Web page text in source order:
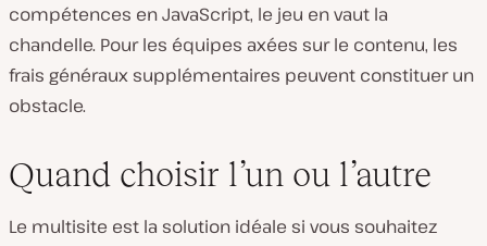
compétences en JavaScript, le jeu en vaut la
chandelle. Pour les équipes axées sur le contenu, les
frais généraux supplémentaires peuvent constituer un
obstacle.
Quand choisir l’un ou l’autre
Le multisite est la solution idéale si vous souhaitez